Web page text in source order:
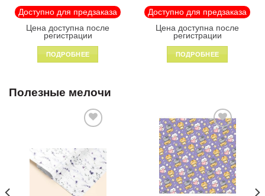
молнии1246
Доступно для предзаказа
Цена доступна после
регистрации
ПОДРОБНЕЕ
пластик на молнии 1215
Доступно для предзаказа
Цена доступна после
регистрации
ПОДРОБНЕЕ
Полезные мелочи
желаний
Добавить
в список
желаний